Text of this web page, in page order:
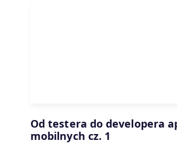
Od testera do developera
mobilnych cz. 1